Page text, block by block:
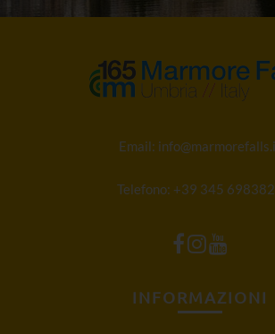
Email:
Telefono: +39 345
INFORMAZIONI